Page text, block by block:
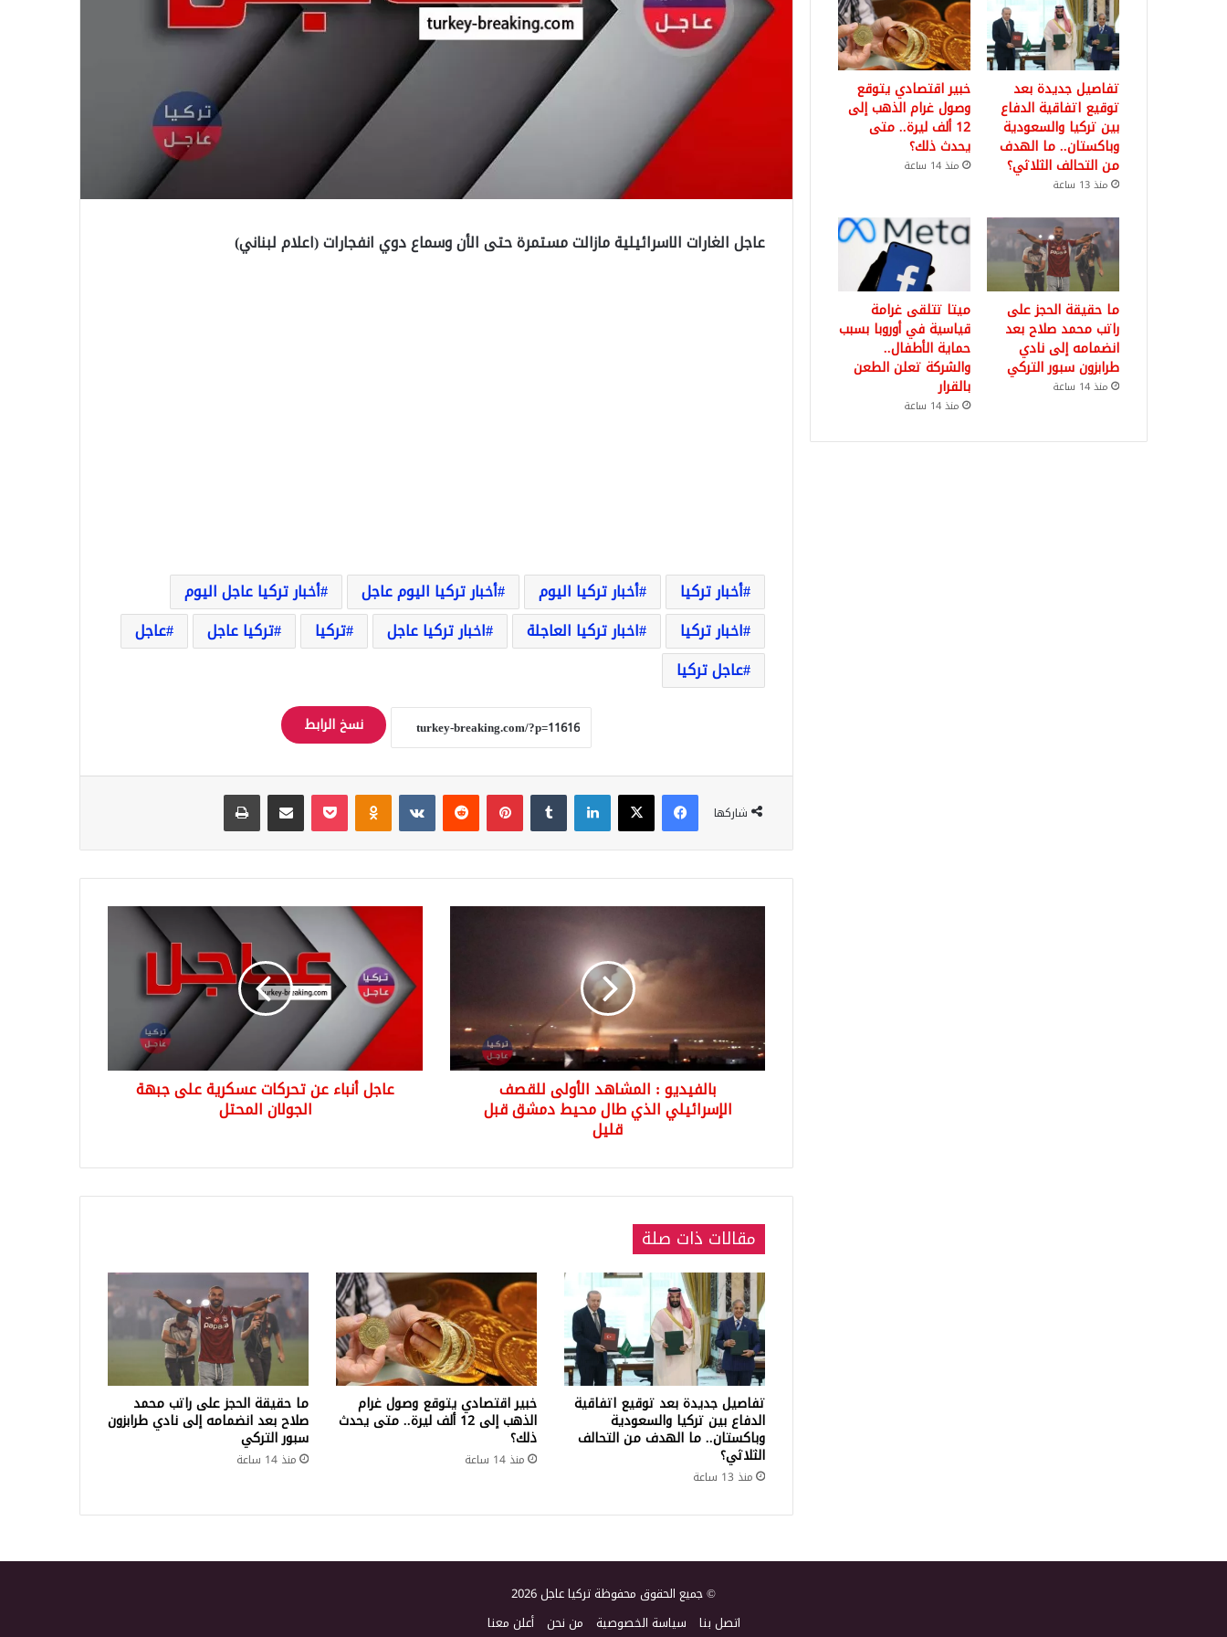
عاجل الغارات الاسرائيلية مازالت مستمرة حتى الأن وسماع دوي انفجارات (اعلام لبناني)
أخبار تركيا أخبار تركيا اليوم أخبار تركيا اليوم عاجل
أخبار تركيا عاجل اليوم
اخبار تركيا
اخبار تركيا العاجلة اخبار تركيا عاجل تركيا تركيا عاجل
عاجل
عاجل تركيا
نسخ الرابط
شاركها
فيسبوك‫X لينكدإن بينتيريست Odnoklassniki
‫Pocket مشاركة عبر البريد طباعة
الذي
طال
محيط
بالفيديو : المشاهد الأولى للقصف
الإسرائيلي الذي طال محيط دمشق قبل
قليل
تحركات
عسكرية
على
المحتل
عاجل أنباء عن تحركات عسكرية على جبهة
الجولان المحتل
مقالات ذات صلة
تفاصيل جديدة بعد توقيع اتفاقية
الدفاع بين تركيا والسعودية
وباكستان.. ما الهدف من التحالف
الثلاثي؟
منذ 13 ساعة
خبير اقتصادي يتوقع وصول غرام
الذهب إلى 12 ألف ليرة.. متى يحدث
ذلك؟
منذ 14 ساعة
ما حقيقة الحجز على راتب محمد
صلاح بعد انضمامه إلى نادي طرابزون
سبور التركي
منذ 14 ساعة
تفاصيل جديدة بعد
توقيع اتفاقية الدفاع
بين تركيا والسعودية
وباكستان.. ما الهدف
من التحالف الثلاثي؟
منذ 13 ساعة
خبير اقتصادي يتوقع
وصول غرام الذهب إلى
12 ألف ليرة.. متى
يحدث ذلك؟
منذ 14 ساعة
ما حقيقة الحجز على
راتب محمد صلاح بعد
انضمامه إلى نادي
طرابزون سبور التركي
منذ 14 ساعة
ميتا تتلقى غرامة
قياسية في أوروبا بسبب
حماية الأطفال..
والشركة تعلن الطعن
بالقرار
منذ 14 ساعة
© جميع الحقوق محفوظة تركيا عاجل 2026
اتصل بنا سياسة الخصوصية من نحن أعلن معنا